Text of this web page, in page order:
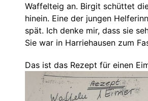
Waffelteig an. Birgit schüttet
hinein. Eine der jungen
spät. Ich denke mir, dass sie
Sie war in Harriehausen zum
Das ist das Rezept für einen